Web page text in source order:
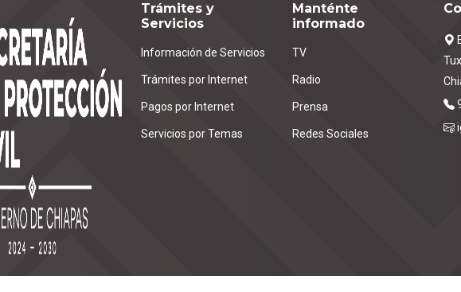
Trámites y
Servicios
Información de Servicios
Trámites por Internet
Pagos por Internet
Servicios por Temas
Manténte
informado
TV
Radio
Prensa
Redes Sociales